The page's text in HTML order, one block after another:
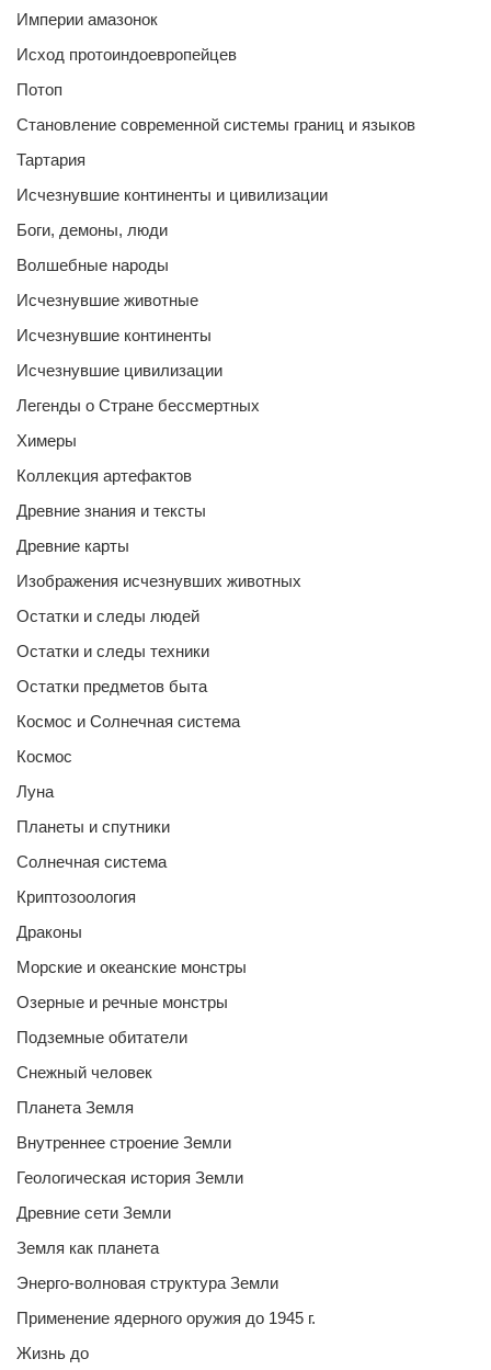
Империи амазонок
Исход протоиндоевропейцев
Потоп
Становление современной системы границ и языков
Тартария
Исчезнувшие континенты и цивилизации
Боги, демоны, люди
Волшебные народы
Исчезнувшие животные
Исчезнувшие континенты
Исчезнувшие цивилизации
Легенды о Стране бессмертных
Химеры
Коллекция артефактов
Древние знания и тексты
Древние карты
Изображения исчезнувших животных
Остатки и следы людей
Остатки и следы техники
Остатки предметов быта
Космос и Солнечная система
Космос
Луна
Планеты и спутники
Солнечная система
Криптозоология
Драконы
Морские и океанские монстры
Озерные и речные монстры
Подземные обитатели
Снежный человек
Планета Земля
Внутреннее строение Земли
Геологическая история Земли
Древние сети Земли
Земля как планета
Энерго-волновая структура Земли
Применение ядерного оружия до 1945 г.
Жизнь до